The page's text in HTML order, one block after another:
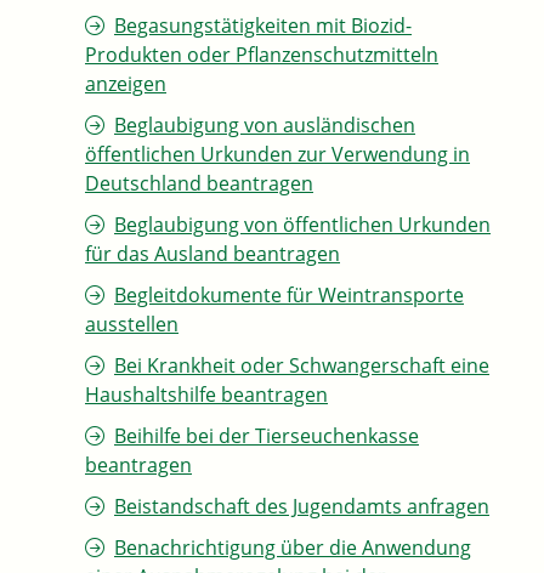
Begasungstätigkeiten mit Biozid-
Produkten oder Pflanzenschutzmitteln
anzeigen
Beglaubigung von ausländischen
öffentlichen Urkunden zur Verwendung in
Deutschland beantragen
Beglaubigung von öffentlichen Urkunden
für das Ausland beantragen
Begleitdokumente für Weintransporte
ausstellen
Bei Krankheit oder Schwangerschaft eine
Haushaltshilfe beantragen
Beihilfe bei der Tierseuchenkasse
beantragen
Beistandschaft des Jugendamts anfragen
Benachrichtigung über die Anwendung